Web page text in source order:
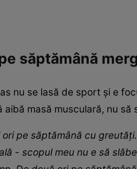
săptămână
nu se lasă de sport și e
aibă masă musculară, nu
pe săptămână cu
- scopul meu nu e să